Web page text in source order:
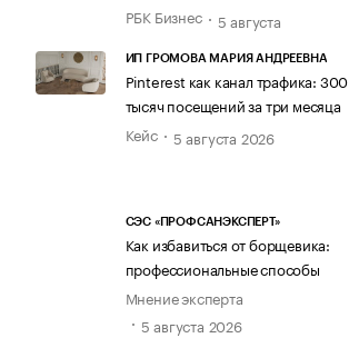
РБК Бизнес
5 августа
ИП ГРОМОВА МАРИЯ АНДРЕЕВНА
Pinterest как канал трафика: 300
тысяч посещений за три месяца
Кейс
5 августа 2026
СЭС «ПРОФСАНЭКСПЕРТ»
Как избавиться от борщевика:
профессиональные способы
Мнение эксперта
5 августа 2026